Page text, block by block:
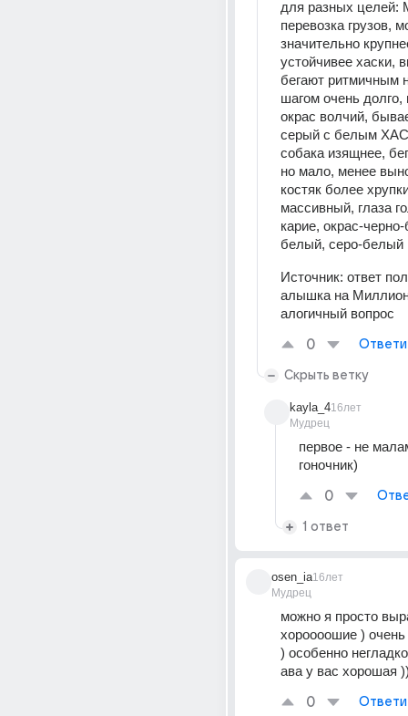
для разных
перевозка грузов,
значительно
устойчивее хаски,
бегают ритмичным
шагом очень долго,
окрас волчий,
серый с белым
собака изящнее,
но мало, менее
костяк более
массивный, глаза
карие, окрас-
белый, серо-белый
Источник: ответ
алышка на
алогичный вопрос
0
Скрыть ветку
kayla_4
Мудрец
16лет
первое - не
гоночник)
0
1 ответ
osen_ia
Мудрец
16лет
можно я просто
хороооошие )
) особенно
ава у вас хорошая
0